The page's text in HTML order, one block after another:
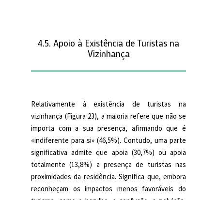
4.5. Apoio à Existência de Turistas na
Vizinhança
Relativamente à existência de turistas na
vizinhança (Figura 23), a maioria refere que não se
importa com a sua presença, afirmando que é
«indiferente para si» (46,5%). Contudo, uma parte
significativa admite que apoia (30,7%) ou apoia
totalmente (13,8%) a presença de turistas nas
proximidades da residência. Significa que, embora
reconheçam os impactos menos favoráveis do